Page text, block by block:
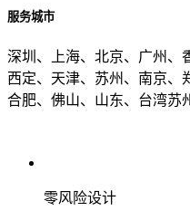
服务城市
深圳、上海、北京、广州、
西定、天津、苏州、南京、
合肥、佛山、山东、台湾苏
零风险设计